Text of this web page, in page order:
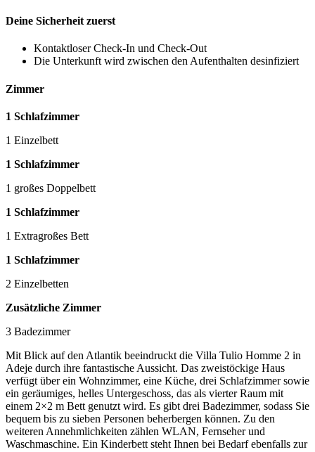
Deine Sicherheit zuerst
Kontaktloser Check-In und Check-Out
Die Unterkunft wird zwischen den Aufenthalten desinfiziert
Zimmer
1 Schlafzimmer
1 Einzelbett
1 Schlafzimmer
1 großes Doppelbett
1 Schlafzimmer
1 Extragroßes Bett
1 Schlafzimmer
2 Einzelbetten
Zusätzliche Zimmer
3 Badezimmer
Mit Blick auf den Atlantik beeindruckt die Villa Tulio Homme 2 in
Adeje durch ihre fantastische Aussicht. Das zweistöckige Haus
verfügt über ein Wohnzimmer, eine Küche, drei Schlafzimmer sowie
ein geräumiges, helles Untergeschoss, das als vierter Raum mit
einem 2×2 m Bett genutzt wird. Es gibt drei Badezimmer, sodass Sie
bequem bis zu sieben Personen beherbergen können. Zu den
weiteren Annehmlichkeiten zählen WLAN, Fernseher und
Waschmaschine. Ein Kinderbett steht Ihnen bei Bedarf ebenfalls zur